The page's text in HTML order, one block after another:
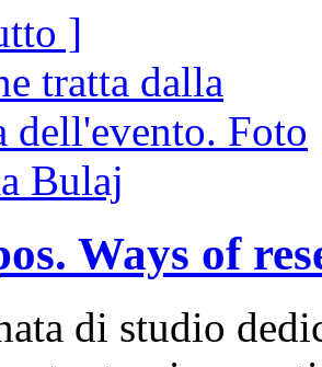
]
Ways of
di studio